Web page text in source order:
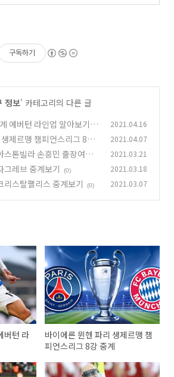
구독하기
정보' 카테고리의 다른 글
에버턴 라인업 알아보기
2021.04.16
제르맹 챔피언스리그 8강
2021.04.07
스톤빌라 손흥민 출장여부
2021.03.21
그레브 중계보기 (0) 2021.03.18
리스탈팰리스 중계보기 (0) 2021.03.07
버턴 라
바이에른 뮌헨 파리 생제르맹 챔
피언스리그 8강 중계